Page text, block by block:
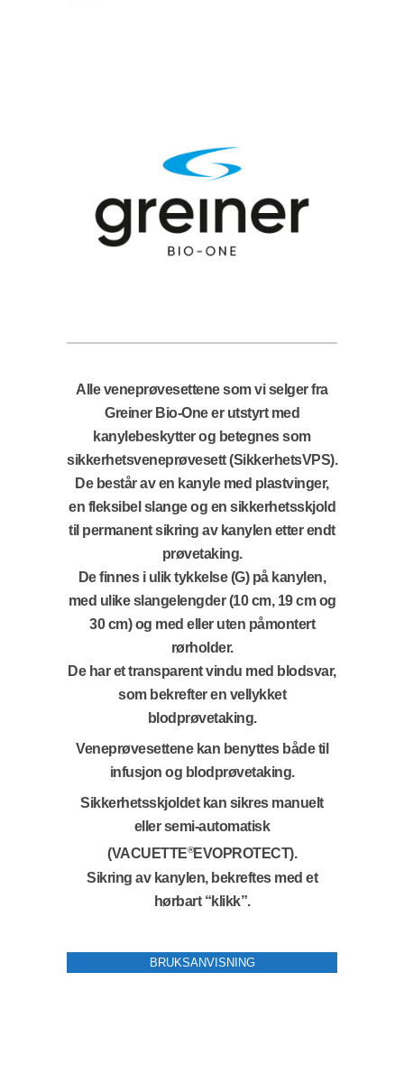
Alle veneprøvesettene som vi selger fra
Greiner Bio-One er utstyrt med
kanylebeskytter og betegnes som
sikkerhetsveneprøvesett (SikkerhetsVPS).
De består av en kanyle med plastvinger,
en fleksibel slange og en sikkerhetsskjold
til permanent sikring av kanylen etter endt
prøvetaking.
De finnes i ulik tykkelse (G) på kanylen,
med ulike slangelengder (10 cm, 19 cm og
30 cm) og med eller uten påmontert
rørholder.
De har et transparent vindu med blodsvar,
som bekrefter en vellykket
blodprøvetaking.
Veneprøvesettene kan benyttes både til
infusjon og blodprøvetaking.
Sikkerhetsskjoldet kan sikres manuelt
eller semi-automatisk
(VACUETTE®EVOPROTECT).
Sikring av kanylen, bekreftes med et
hørbart “klikk”.
BRUKSANVISNING